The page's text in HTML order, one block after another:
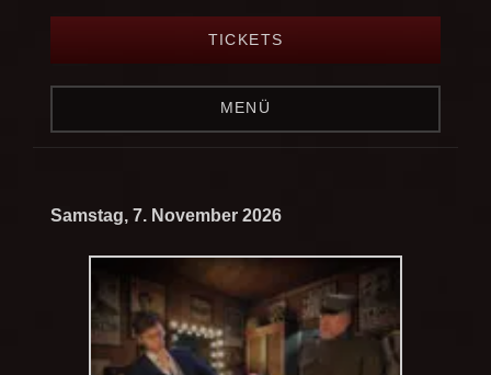
TICKETS
MENÜ
Samstag, 7. November 2026